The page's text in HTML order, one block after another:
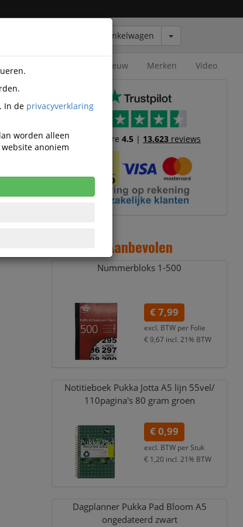
Winkelwagen
Nieuw Merken Video
Trustscore4.5 | 13.623 reviews
Aanbevolen
Nummerbloks 1-500
€ 7,99
excl. BTW per Folie
€ 9,67 incl. 21% BTW
Notitieboek Pukka Jotta A5 lijn 55vel/
110pagina's 80 gram groen
€ 0,99
excl. BTW per Stuk
€ 1,20 incl. 21% BTW
Dagplanner Pukka Pad Bloom A5
ongedateerd zwart
In de privacyverklaring
worden alleen
anoniem